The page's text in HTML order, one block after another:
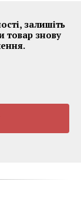
залишіть
товар знову